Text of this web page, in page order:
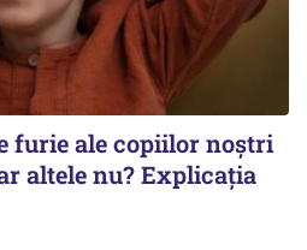
furie ale copiilor noștri
altele nu? Explicația